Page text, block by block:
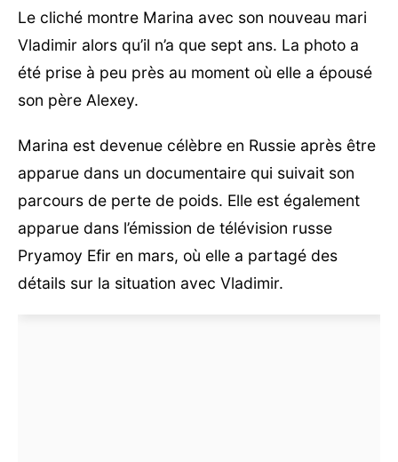
Le cliché montre Marina avec son nouveau mari
Vladimir alors qu’il n’a que sept ans. La photo a
été prise à peu près au moment où elle a épousé
son père Alexey.
Marina est devenue célèbre en Russie après être
apparue dans un documentaire qui suivait son
parcours de perte de poids. Elle est également
apparue dans l’émission de télévision russe
Pryamoy Efir en mars, où elle a partagé des
détails sur la situation avec Vladimir.